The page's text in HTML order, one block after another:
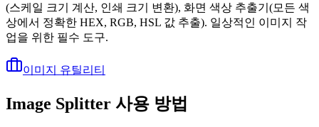
(스케일 크기 계산, 인쇄 크기 변환), 화면 색상 추출기(모든 색
상에서 정확한 HEX, RGB, HSL 값 추출). 일상적인 이미지 작
업을 위한 필수 도구.
이미지 유틸리티
Image Splitter 사용 방법